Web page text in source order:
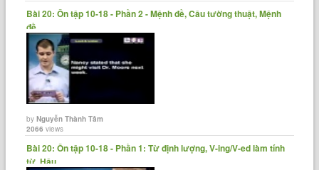
Bài 20: Ôn tập 10-18 - Phần 2 - Mệnh đề, Câu tường thuật, Mệnh
đề......
byNguyễn Thành Tâm
2066 views
Bài 20: Ôn tập 10-18 - Phần 1: Từ định lượng, V-ing/V-ed làm tính
từ, Hậu......